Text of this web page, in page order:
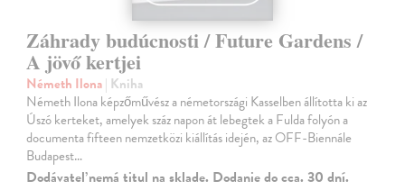
Záhrady budúcnosti / Future Gardens /
A jövő kertjei
Németh Ilona| Kniha
Németh Ilona képzőművész a németországi Kasselben állította ki az
Úszó kerteket, amelyek száz napon át lebegtek a Fulda folyón a
documenta fifteen nemzetközi kiállítás idején, az OFF-Biennále
Budapest…
Dodávateľ nemá titul na sklade. Dodanie do cca. 30 dní.